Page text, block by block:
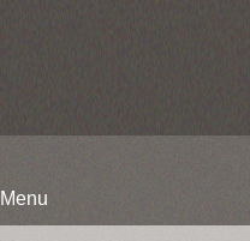
Menu
Skip